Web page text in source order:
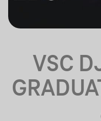
VSC